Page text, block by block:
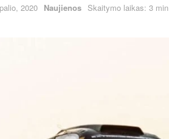
2020 Naujienos Skaitymo laikas: 3 min